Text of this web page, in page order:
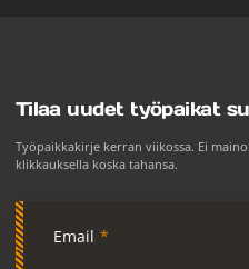
Tilaa uudet työpaikat
Työpaikkakirje kerran viikossa. Ei
klikkauksella koska tahansa.
Email *